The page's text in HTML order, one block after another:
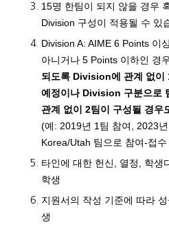
15명 한팀이 되지 않을 경우
Division 구성이 적용될 수 있
Division A: AIME 6 Points 이
아니거나 5 Points 이하인 경
되도록 Division에 관계 없이
예정이나 Division 구분으로
관계 없이 2팀이 구성될 경우
(예: 2019년 1팀 참여, 2023
Korea/Utah 팀으로 참여-접
타인에 대한 헌신, 열정, 학생
학생
지원서의 작성 기준에 따라
생